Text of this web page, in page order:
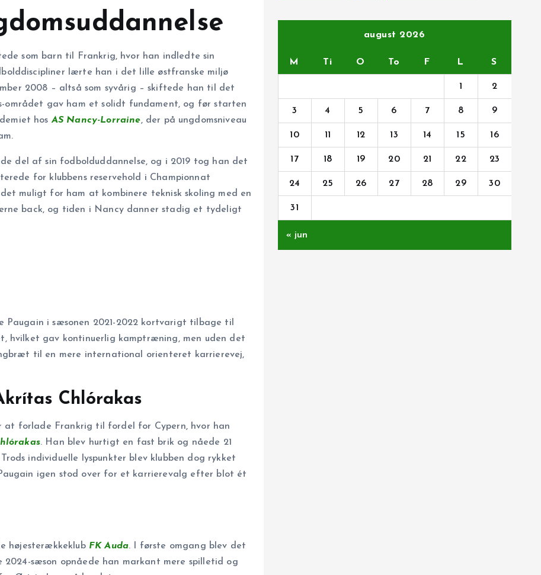
som barn til Frankrig, hvor han indledte sin
lærte han i det lille østfranske miljø
2008 – altså som syvårig – skiftede han til det
området gav ham et solidt fundament, og før starten
hos AS Nancy-Lorraine, der på ungdomsniveau
del af sin fodbolduddannelse, og i 2019 tog han det
for klubbens reservehold i Championnat
muligt for ham at kombinere teknisk skoling med en
back, og tiden i Nancy danner stadig et tydeligt
i sæsonen 2021-2022 kortvarigt tilbage til
hvilket gav kontinuerlig kamptræning, men uden det
til en mere international orienteret karrierevej,
Chlórakas
at forlade Frankrig til fordel for Cypern, hvor han
. Han blev hurtigt en fast brik og nåede 21
individuelle lyspunkter blev klubben dog rykket
igen stod over for et karrierevalg efter blot ét
højeste­række­klub FK Auda. I første omgang blev det
sæson opnåede han markant mere spilletid og
august 2026
M Ti O To F L S
1 2
3 4 5 6 7 8 9
10 11 12 13 14 15 16
17 18 19 20 21 22 23
24 25 26 27 28 29 30
31
« jun